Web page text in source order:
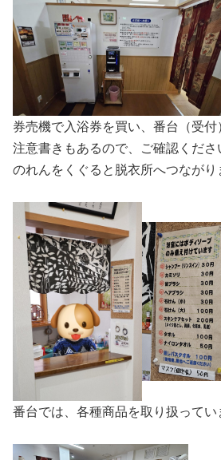
券売機で入浴券を買い、番台（受付
注意書きもあるので、ご確認くださ
のれんをくぐると脱衣所へつながり
番台では、各種商品を取り扱ってい